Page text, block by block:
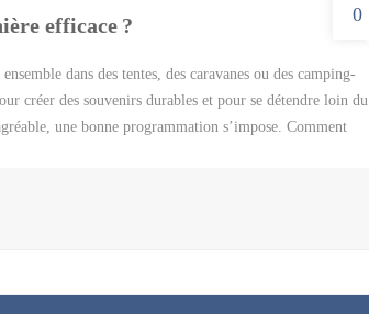
efficace ? 0
dans des tentes, des caravanes ou des camping-
créer des souvenirs durables et pour se détendre loin du
une bonne programmation s’impose. Comment
une discussion ouverte avec chacun des membres de